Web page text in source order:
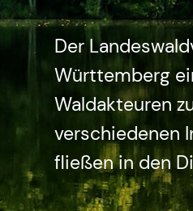
Der
Württemberg
Waldakteuren
verschiedenen
fließen in den